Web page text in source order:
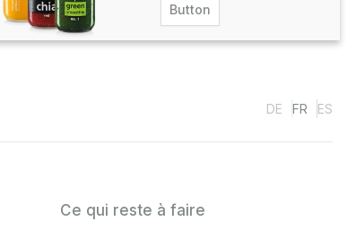
Button
DE FR ES
Ce qui reste à faire